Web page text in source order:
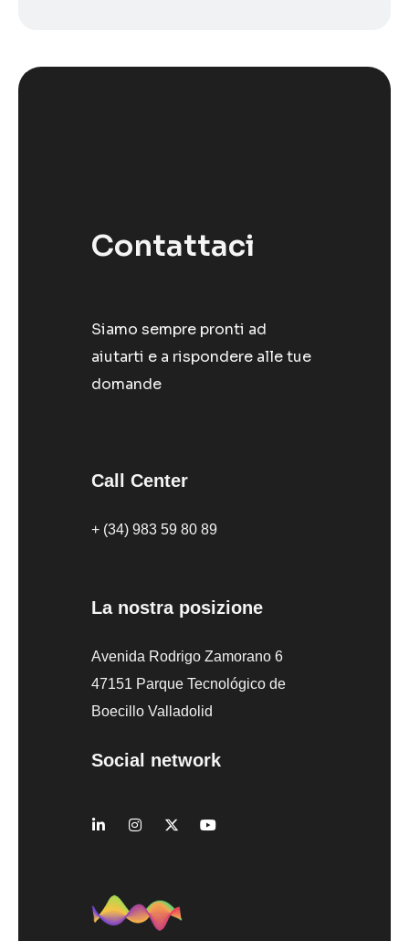
Contattaci
Siamo sempre pronti ad
aiutarti e a rispondere alle tue
domande
Call Center
+ (34) 983 59 80 89
La nostra posizione
Avenida Rodrigo Zamorano 6
47151 Parque Tecnológico de
Boecillo Valladolid
Social network